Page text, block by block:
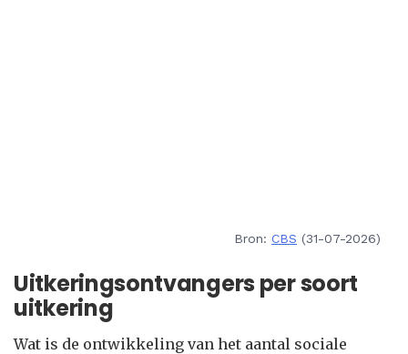
Bron: CBS (31-07-2026)
Uitkeringsontvangers per soort
uitkering
Wat is de ontwikkeling van het aantal sociale